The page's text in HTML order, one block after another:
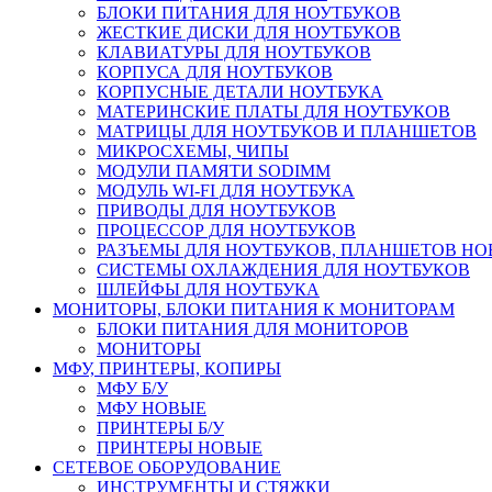
БЛОКИ ПИТАНИЯ ДЛЯ НОУТБУКОВ
ЖЕСТКИЕ ДИСКИ ДЛЯ НОУТБУКОВ
КЛАВИАТУРЫ ДЛЯ НОУТБУКОВ
КОРПУСА ДЛЯ НОУТБУКОВ
КОРПУСНЫЕ ДЕТАЛИ НОУТБУКА
МАТЕРИНСКИЕ ПЛАТЫ ДЛЯ НОУТБУКОВ
МАТРИЦЫ ДЛЯ НОУТБУКОВ И ПЛАНШЕТОВ
МИКРОСХЕМЫ, ЧИПЫ
МОДУЛИ ПАМЯТИ SODIMM
МОДУЛЬ WI-FI ДЛЯ НОУТБУКА
ПРИВОДЫ ДЛЯ НОУТБУКОВ
ПРОЦЕССОР ДЛЯ НОУТБУКОВ
РАЗЪЕМЫ ДЛЯ НОУТБУКОВ, ПЛАНШЕТОВ
СИСТЕМЫ ОХЛАЖДЕНИЯ ДЛЯ НОУТБУКОВ
ШЛЕЙФЫ ДЛЯ НОУТБУКА
МОНИТОРЫ, БЛОКИ ПИТАНИЯ К МОНИТОРАМ
БЛОКИ ПИТАНИЯ ДЛЯ МОНИТОРОВ
МОНИТОРЫ
МФУ, ПРИНТЕРЫ, КОПИРЫ
МФУ Б/У
МФУ НОВЫЕ
ПРИНТЕРЫ Б/У
ПРИНТЕРЫ НОВЫЕ
СЕТЕВОЕ ОБОРУДОВАНИЕ
ИНСТРУМЕНТЫ И СТЯЖКИ